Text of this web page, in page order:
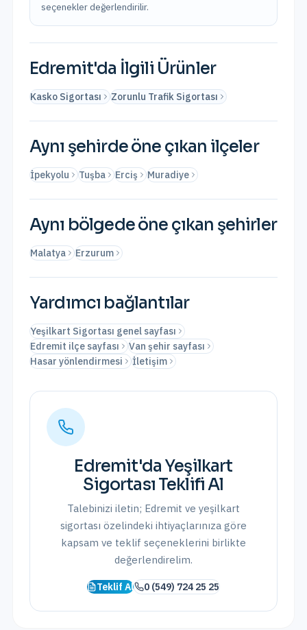
seçenekler değerlendirilir.
Edremit'da İlgili Ürünler
Kasko Sigortası Zorunlu Trafik Sigortası
Aynı şehirde öne çıkan ilçeler
İpekyolu Tuşba Erciş Muradiye
Aynı bölgede öne çıkan şehirler
Malatya Erzurum
Yardımcı bağlantılar
Yeşilkart Sigortası genel sayfası
Edremit ilçe sayfası
Van şehir sayfası
Hasar yönlendirmesi
İletişim
Edremit'da Yeşilkart
Sigortası Teklifi Al
Talebinizi iletin; Edremit ve yeşilkart
sigortası özelindeki ihtiyaçlarınıza göre
kapsam ve teklif seçeneklerini birlikte
değerlendirelim.
Teklif Al 0 (549) 724 25 25